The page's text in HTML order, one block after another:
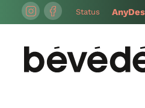
naar
inhoud
Status